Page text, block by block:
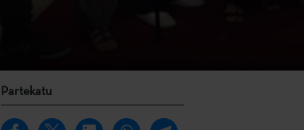
Partekatu